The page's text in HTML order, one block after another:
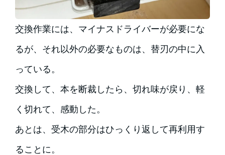
交換作業には、マイナスドライバーが必要にな
るが、それ以外の必要なものは、替刃の中に入
っている。
交換して、本を断裁したら、切れ味が戻り、軽
く切れて、感動した。
あとは、受木の部分はひっくり返して再利用す
ることに。